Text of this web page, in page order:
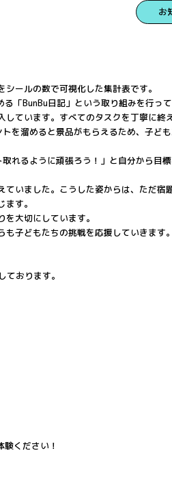
お
ールの数で可視化した集計表です。
「BunBu日記」という取り組みを行って
ています。すべてのタスクを丁寧に終
を溜めると景品がもらえるため、子ど
れるように頑張ろう！」と自分から目
いました。こうした姿からは、ただ宿
す。
大切にしています。
子どもたちの挑戦を応援していきます。
おります。
ください！